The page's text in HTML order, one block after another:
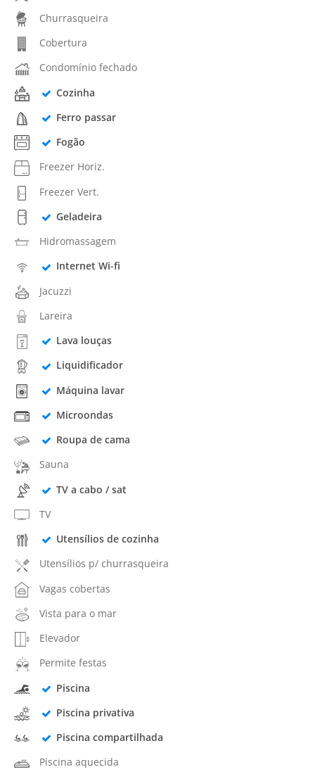
Churrasqueira
Cobertura
Condomínio fechado
Cozinha
Ferro passar
Fogão
Freezer Horiz.
Freezer Vert.
Geladeira
Hidromassagem
Internet Wi-fi
Jacuzzi
Lareira
Lava louças
Liquidificador
Máquina lavar
Microondas
Roupa de cama
Sauna
TV a cabo / sat
TV
Utensílios de cozinha
Utensílios p/ churrasqueira
Vagas cobertas
Vista para o mar
Elevador
Permite festas
Piscina
Piscina privativa
Piscina compartilhada
Piscina aquecida